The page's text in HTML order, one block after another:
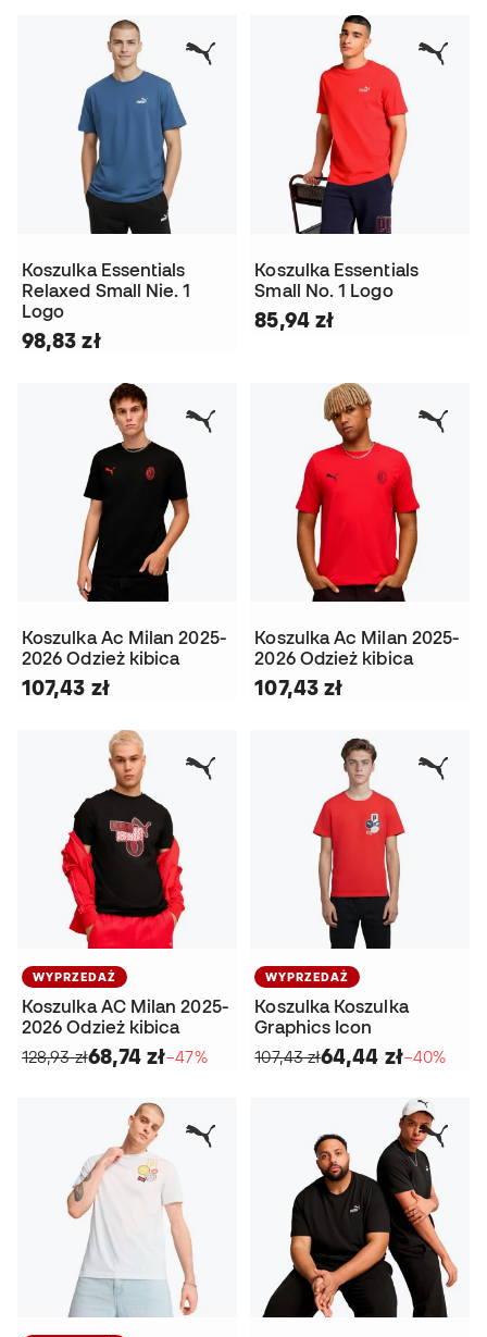
Koszulka Essentials
Relaxed Small Nie. 1
Logo
98,83 zł
Koszulka Essentials
Small No. 1 Logo
85,94 zł
Koszulka Ac Milan 2025-
2026 Odzież kibica
107,43 zł
Koszulka Ac Milan 2025-
2026 Odzież kibica
107,43 zł
WYPRZEDAŻ
Koszulka AC Milan 2025-
2026 Odzież kibica
128,93 zł68,74 zł−47%
WYPRZEDAŻ
Koszulka Koszulka
Graphics Icon
107,43 zł64,44 zł−40%